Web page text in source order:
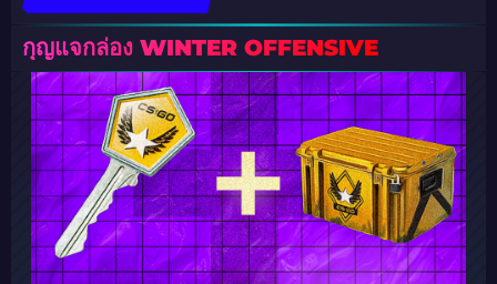
กุญแจกล่อง WINTER OFFENSIVE